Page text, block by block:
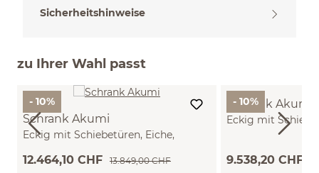
Sicherheitshinweise
zu Ihrer Wahl passt
- 10%
Schrank Akumi
Eckig mit Schiebetüren, Eiche,
B246,6xT66,9xH238,7cm, inkl.
12.464,10 CHF 13.849,00 CHF
- 10%
Schrank Akumi
Eckig mit
Holz,
9.538,20 CHF